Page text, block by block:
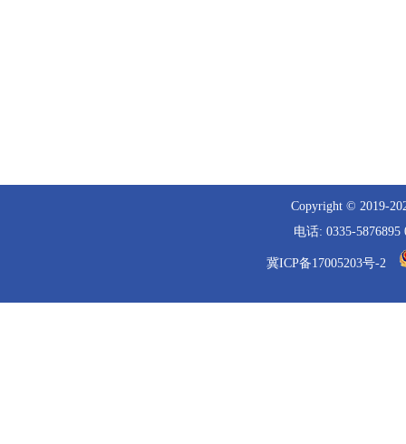
Copyright © 2019-
电话: 0335-
冀ICP备17005203号-2